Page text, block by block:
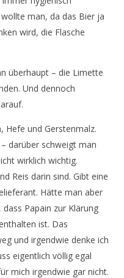
man, da das Bier ja
wird, die Flasche
überhaupt – die Limette
Und dennoch
Hefe und Gerstenmalz.
darüber schweigt man
wirklich wichtig.
Reis darin sind. Gibt eine
Hätte man aber
Papain zur Klärung
ist. Das
und irgendwie denke ich
eigentlich völlig egal
mich irgendwie gar nicht.